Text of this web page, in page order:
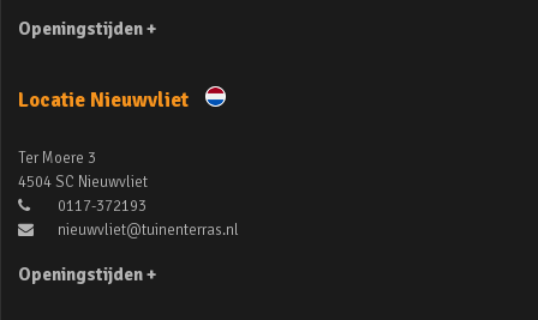
Openingstijden +
Locatie Nieuwvliet
Ter Moere 3
4504 SC Nieuwvliet
0117-372193
nieuwvliet@tuinenterras.nl
Openingstijden +